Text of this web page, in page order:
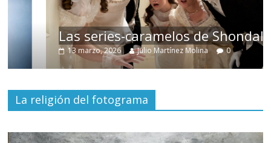
Las series-caramelos de Shondaland
13 marzo, 2026 Julio Martínez Molina 0
La religión del fotograma